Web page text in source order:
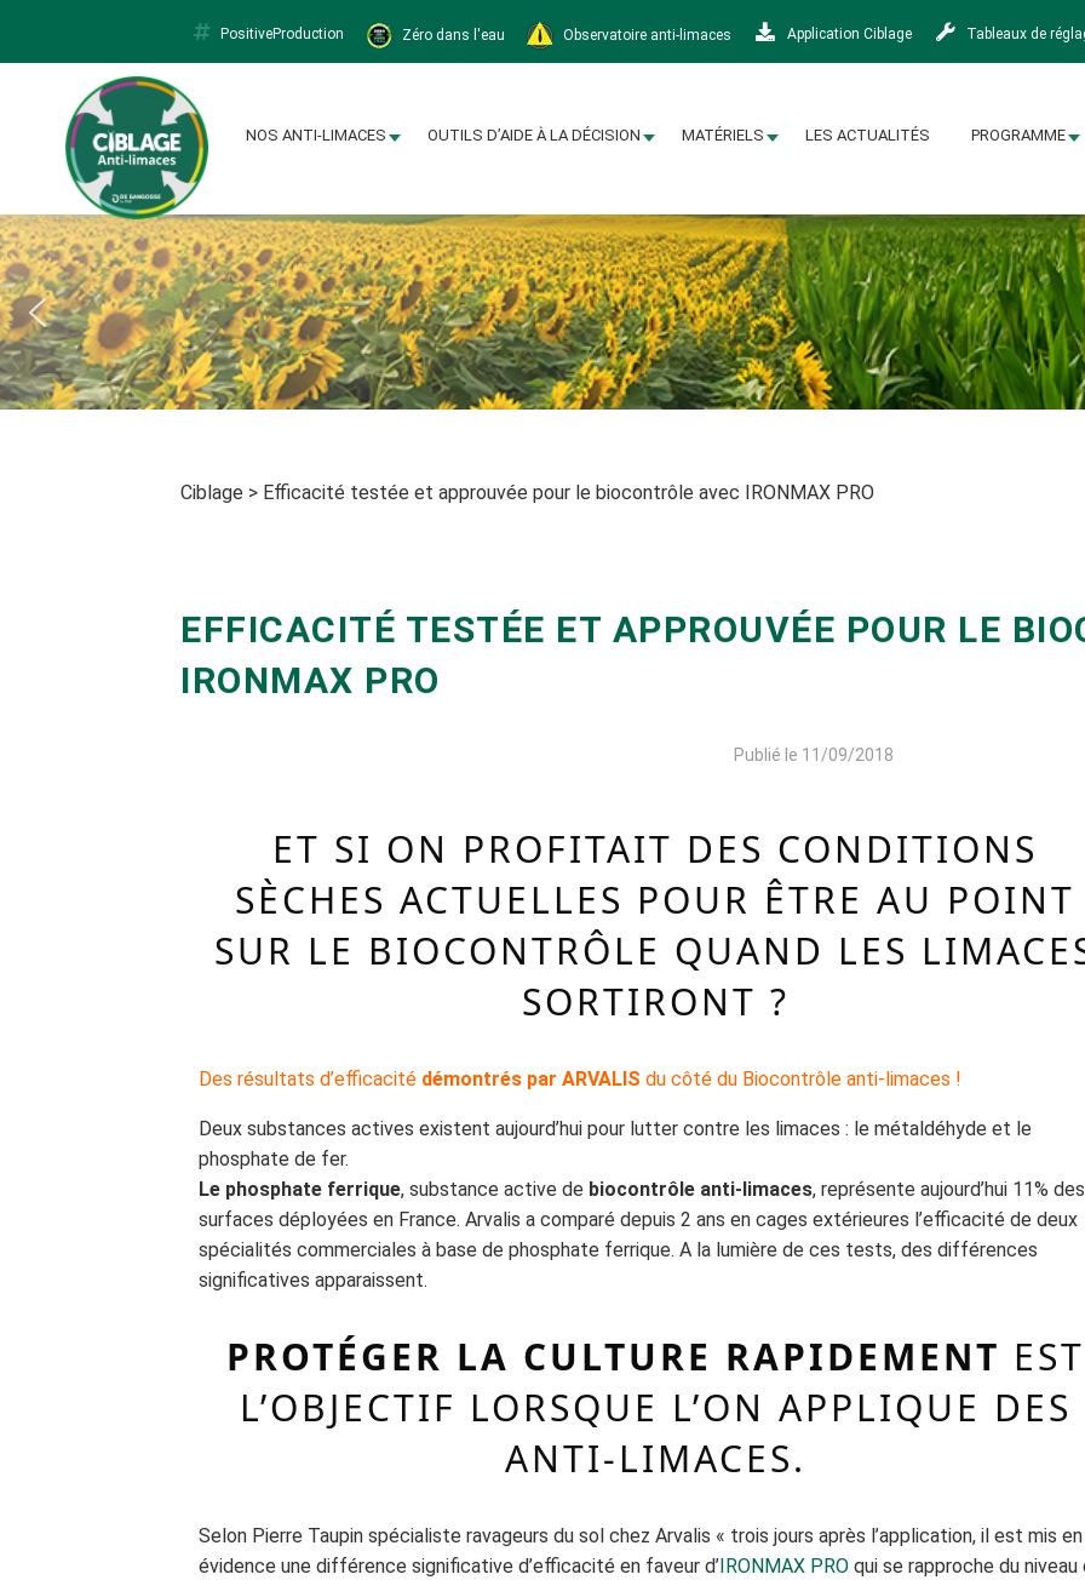
PositiveProduction Zéro dans l'eau Observatoire anti-limaces Application Ciblage Tableaux de
NOS ANTI-LIMACES OUTILS D’AIDE À LA DÉCISION MATÉRIELS LES ACTUALITÉS PROGRAMME
Ciblage > Efficacité testée et approuvée pour le biocontrôle avec IRONMAX PRO
EFFICACITÉ TESTÉE ET APPROUVÉE POUR LE
IRONMAX PRO
Publié le 11/09/2018
ET SI ON PROFITAIT DES CONDITIONS
SÈCHES ACTUELLES POUR ÊTRE AU POINT
SUR LE BIOCONTRÔLE QUAND LES
SORTIRONT ?
Des résultats d’efficacité démontrés par ARVALIS du côté du Biocontrôle anti-limaces !
Deux substances actives existent aujourd’hui pour lutter contre les limaces : le métaldéhyde et le
phosphate de fer.
Le phosphate ferrique, substance active de biocontrôle anti-limaces, représente aujourd’hui 11% des
surfaces déployées en France. Arvalis a comparé depuis 2 ans en cages extérieures l’efficacité de deux
spécialités commerciales à base de phosphate ferrique. A la lumière de ces tests, des différences
significatives apparaissent.
PROTÉGER LA CULTURE RAPIDEMENT EST
L’OBJECTIF LORSQUE L’ON APPLIQUE DES
ANTI-LIMACES.
Selon Pierre Taupin spécialiste ravageurs du sol chez Arvalis « trois jours après l’application, il est mis en
évidence une différence significative d’efficacité en faveur d’ IRONMAX PRO qui se rapproche du niveau